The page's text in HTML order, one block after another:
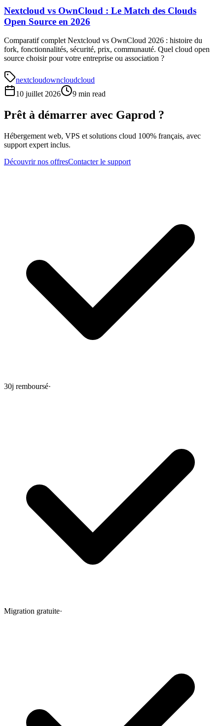
Nextcloud vs OwnCloud : Le Match des Clouds
Open Source en 2026
Comparatif complet Nextcloud vs OwnCloud 2026 : histoire du
fork, fonctionnalités, sécurité, prix, communauté. Quel cloud open
source choisir pour votre entreprise ou association ?
nextcloudowncloudcloud
10 juillet 2026
9 min read
Prêt à démarrer avec Gaprod ?
Hébergement web, VPS et solutions cloud 100% français, avec
support expert inclus.
Découvrir nos offresContacter le support
30j remboursé·
Migration gratuite·